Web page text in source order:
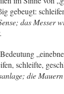
gebeugt:
das Messer
schleifte,
die